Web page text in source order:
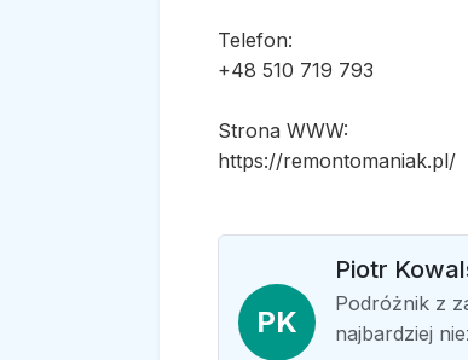
Telefon:
+48 510 719 793
Strona WWW:
https://remontomaniak.pl/
PK
Piotr
Podróżnik z
najbardziej